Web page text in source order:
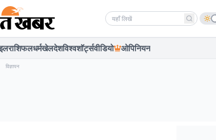
Search news
राशिफलधर्मखेलदेशविश्वशॉर्ट्सवीडियो ओपिनियन
विज्ञापन